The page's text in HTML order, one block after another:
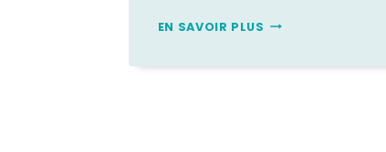
EN SAVOIR PLUS LE